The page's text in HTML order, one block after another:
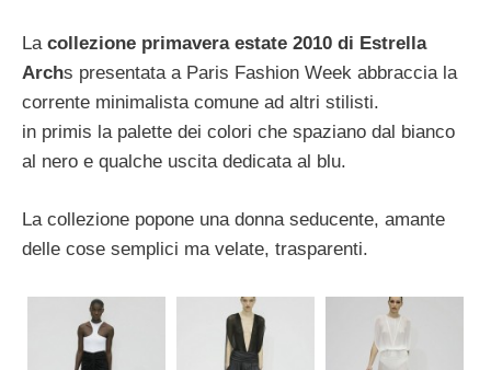
La collezione primavera estate 2010 di Estrella
Archs presentata a Paris Fashion Week abbraccia la
corrente minimalista comune ad altri stilisti.
in primis la palette dei colori che spaziano dal bianco
al nero e qualche uscita dedicata al blu.
La collezione popone una donna seducente, amante
delle cose semplici ma velate, trasparenti.